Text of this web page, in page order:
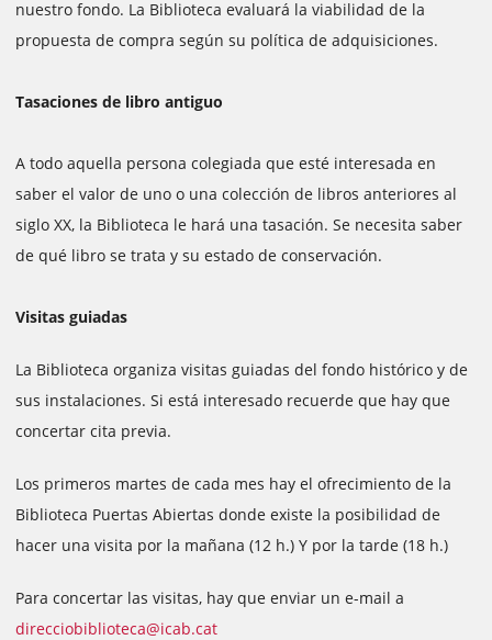
nuestro fondo. La Biblioteca evaluará la viabilidad de la
propuesta de compra según su política de adquisiciones.
Tasaciones de libro antiguo
A todo aquella persona colegiada que esté interesada en
saber el valor de uno o una colección de libros anteriores al
siglo XX, la Biblioteca le hará una tasación. Se necesita saber
de qué libro se trata y su estado de conservación.
Visitas guiadas
La Biblioteca organiza visitas guiadas del fondo histórico y de
sus instalaciones. Si está interesado recuerde que hay que
concertar cita previa.
Los primeros martes de cada mes hay el ofrecimiento de la
Biblioteca Puertas Abiertas donde existe la posibilidad de
hacer una visita por la mañana (12 h.) Y por la tarde (18 h.)
Para concertar las visitas, hay que enviar un e-mail a
direcciobiblioteca@icab.cat